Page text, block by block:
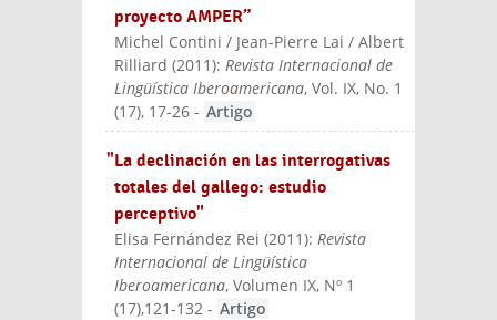
proyecto AMPER”
Michel Contini / Jean-Pierre Lai / Albert
Rilliard (2011):Revista Internacional de
Lingüística Iberoamericana, Vol. IX, No. 1
(17), 17-26 - Artigo
"La declinación en las interrogativas
totales del gallego: estudio
perceptivo"
Elisa Fernández Rei (2011): Revista
Internacional de Lingüística
Iberoamericana, Volumen IX, Nº 1
(17),121-132 - Artigo